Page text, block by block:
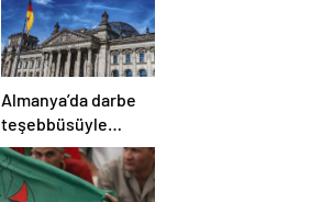
Almanya’da darbe
teşebbüsüyle
suçlanan örgüte ait
dernek yasaklandı